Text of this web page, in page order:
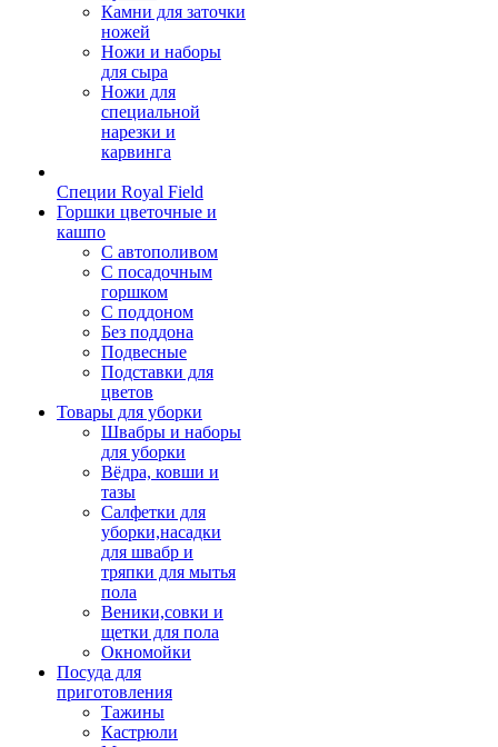
Камни для заточки
ножей
Ножи и наборы
для сыра
Ножи для
специальной
нарезки и
карвинга
Специи Royal Field
Горшки цветочные и
кашпо
С автополивом
С посадочным
горшком
С поддоном
Без поддона
Подвесные
Подставки для
цветов
Товары для уборки
Швабры и наборы
для уборки
Вёдра, ковши и
тазы
Салфетки для
уборки,насадки
для швабр и
тряпки для мытья
пола
Веники,совки и
щетки для пола
Окномойки
Посуда для
приготовления
Тажины
Кастрюли